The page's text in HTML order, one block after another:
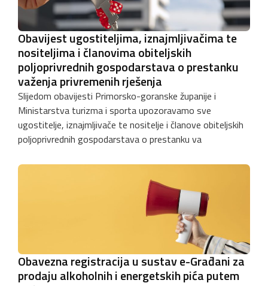
Obavijest ugostiteljima, iznajmljivačima te
nositeljima i članovima obiteljskih
poljoprivrednih gospodarstava o prestanku
važenja privremenih rješenja
Slijedom obavijesti Primorsko-goranske županije i
Ministarstva turizma i sporta upozoravamo sve
ugostitelje, iznajmljivače te nositelje i članove obiteljskih
poljoprivrednih gospodarstava o prestanku va
Obavezna registracija u sustav e-Građani za
prodaju alkoholnih i energetskih pića putem